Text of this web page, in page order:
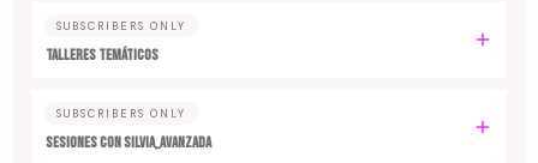
SUBSCRIBERS ONLY
TALLERES TEMÁTICOS
SUBSCRIBERS ONLY
SESIONES CON SILVIA_AVANZADA